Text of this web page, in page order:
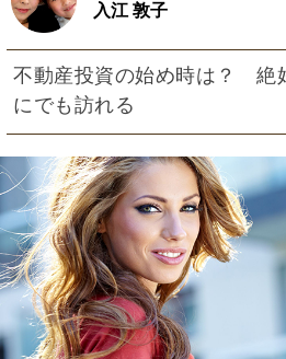
入江 敦子
不動産投資の始め時は？ 絶
にでも訪れる